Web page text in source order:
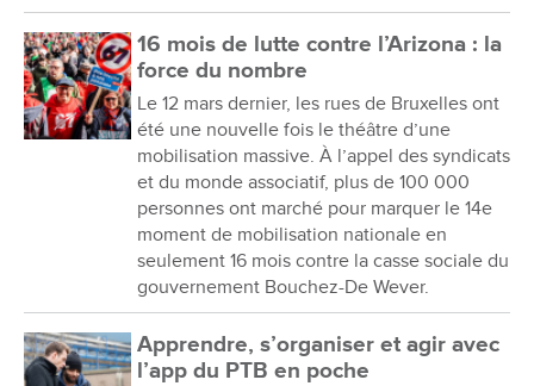
16 mois de lutte contre l’Arizona : la
force du nombre
Le 12 mars dernier, les rues de Bruxelles ont
été une nouvelle fois le théâtre d’une
mobilisation massive. À l’appel des syndicats
et du monde associatif, plus de 100 000
personnes ont marché pour marquer le 14e
moment de mobilisation nationale en
seulement 16 mois contre la casse sociale du
gouvernement Bouchez-De Wever.
Apprendre, s’organiser et agir avec
l’app du PTB en poche